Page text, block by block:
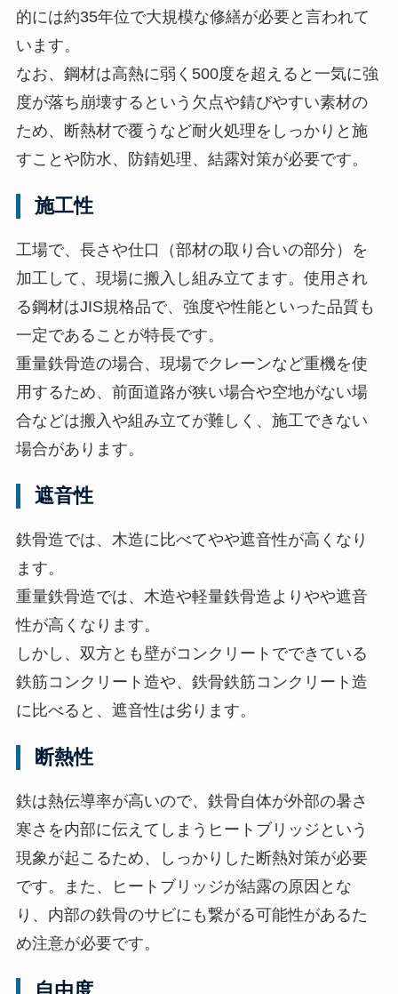
的には約35年位で大規模な修繕が必要と言われて
います。
なお、鋼材は高熱に弱く500度を超えると一気に強
度が落ち崩壊するという欠点や錆びやすい素材の
ため、断熱材で覆うなど耐火処理をしっかりと施
すことや防水、防錆処理、結露対策が必要です。
施工性
工場で、長さや仕口（部材の取り合いの部分）を
加工して、現場に搬入し組み立てます。使用され
る鋼材はJIS規格品で、強度や性能といった品質も
一定であることが特長です。
重量鉄骨造の場合、現場でクレーンなど重機を使
用するため、前面道路が狭い場合や空地がない場
合などは搬入や組み立てが難しく、施工できない
場合があります。
遮音性
鉄骨造では、木造に比べてやや遮音性が高くなり
ます。
重量鉄骨造では、木造や軽量鉄骨造よりやや遮音
性が高くなります。
しかし、双方とも壁がコンクリートでできている
鉄筋コンクリート造や、鉄骨鉄筋コンクリート造
に比べると、遮音性は劣ります。
断熱性
鉄は熱伝導率が高いので、鉄骨自体が外部の暑さ
寒さを内部に伝えてしまうヒートブリッジという
現象が起こるため、しっかりした断熱対策が必要
です。また、ヒートブリッジが結露の原因とな
り、内部の鉄骨のサビにも繋がる可能性があるた
め注意が必要です。